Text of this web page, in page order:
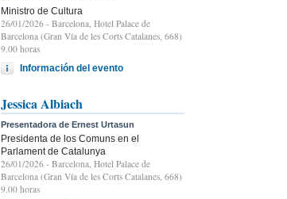
Ministro de Cultura
26/01/2026 - Barcelona, Hotel Palace de
Barcelona (Gran Vía de les Corts Catalanes, 668)
9.00 horas
Información del evento
Jessica Albiach
Presentadora de Ernest Urtasun
Presidenta de los Comuns en el
Parlament de Catalunya
26/01/2026 - Barcelona, Hotel Palace de
Barcelona (Gran Vía de les Corts Catalanes, 668)
9.00 horas